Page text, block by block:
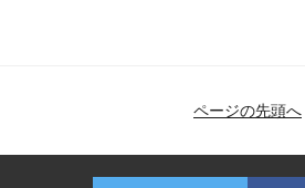
ページの先頭へ